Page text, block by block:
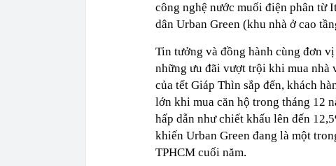
công nghệ nước muối điện phân từ
dân Urban Green (khu nhà ở cao
Tin tưởng và đồng hành cùng đơn
những ưu đãi vượt trội khi mua
của tết Giáp Thìn sắp đến, khách
lớn khi mua căn hộ trong tháng 12
hấp dẫn như chiết khấu lên đến
khiến Urban Green đang là một
TPHCM cuối năm.